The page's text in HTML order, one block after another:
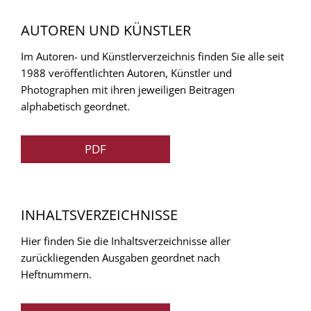
AUTOREN UND KÜNSTLER
Im Autoren- und Künstlerverzeichnis finden Sie alle seit
1988 veröffentlichten Autoren, Künstler und
Photographen mit ihren jeweiligen Beitragen
alphabetisch geordnet.
PDF
INHALTSVERZEICHNISSE
Hier finden Sie die Inhaltsverzeichnisse aller
zurückliegenden Ausgaben geordnet nach
Heftnummern.